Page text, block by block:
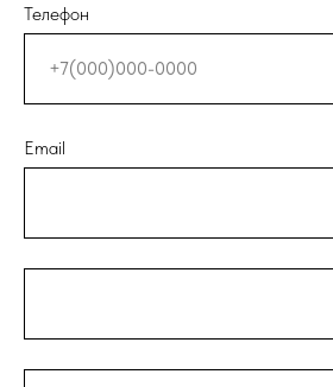
Телефон
Email